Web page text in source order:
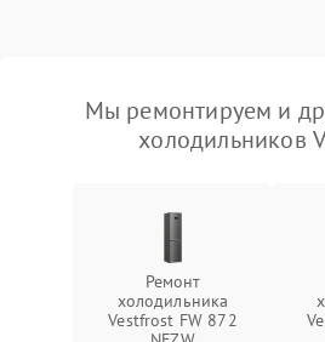
Мы ремонтируем и
холодильников
Ремонт
холодильника
Vestfrost FW 872